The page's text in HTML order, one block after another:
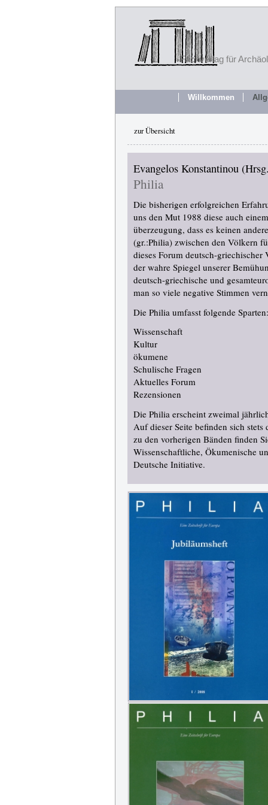
Fachverlag für
Willkommen
zur Übersicht
Evangelos Konstantinou
Philia
Die bisherigen erfolgreichen
uns den Mut 1988 diese auch
überzeugung, dass es keinen
(gr.:Philia) zwischen den Völkern
dieses Forum deutsch-
der wahre Spiegel unserer
deutsch-griechische und
man so viele negative Stimmen
Die Philia umfasst folgende Sparten:
Wissenschaft
Kultur
ökumene
Schulische Fragen
Aktuelles Forum
Rezensionen
Die Philia erscheint zweimal
Auf dieser Seite befinden sich
zu den vorherigen Bänden finden
Wissenschaftliche, Ökumenische
Deutsche Initiative.